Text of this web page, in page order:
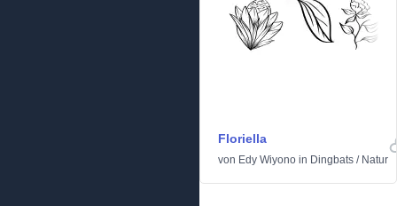
Floriella
von Edy Wiyono in Dingbats / Natur